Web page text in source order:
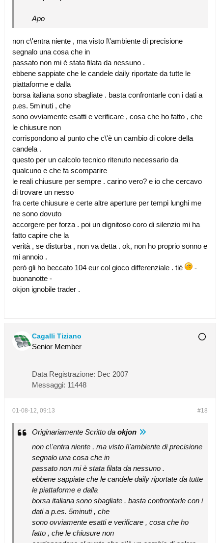
Apo
non c\'entra niente , ma visto l\'ambiente di precisione
segnalo una cosa che in
passato non mi è stata filata da nessuno .
ebbene sappiate che le candele daily riportate da tutte le
piattaforme e dalla
borsa italiana sono sbagliate . basta confrontarle con i dati a
p.es. 5minuti , che
sono ovviamente esatti e verificare , cosa che ho fatto , che
le chiusure non
corrispondono al punto che c\'è un cambio di colore della
candela .
questo per un calcolo tecnico ritenuto necessario da
qualcuno e che fa scomparire
le reali chiusure per sempre . carino vero? e io che cercavo
di trovare un nesso
fra certe chiusure e certe altre aperture per tempi lunghi me
ne sono dovuto
accorgere per forza . poi un dignitoso coro di silenzio mi ha
fatto capire che la
verità , se disturba , non va detta . ok, non ho proprio sonno e
mi annoio .
però gli ho beccato 104 eur col gioco differenziale . tiè
-
buonanotte -
okjon ignobile trader .
Cagalli Tiziano
Senior Member
Data Registrazione: Dec 2007
Messaggi: 11448
#18
01-08-12, 09:13
Originariamente Scritto da okjon
non c\'entra niente , ma visto l\'ambiente di precisione
segnalo una cosa che in
passato non mi è stata filata da nessuno .
ebbene sappiate che le candele daily riportate da tutte
le piattaforme e dalla
borsa italiana sono sbagliate . basta confrontarle con i
dati a p.es. 5minuti , che
sono ovviamente esatti e verificare , cosa che ho
fatto , che le chiusure non